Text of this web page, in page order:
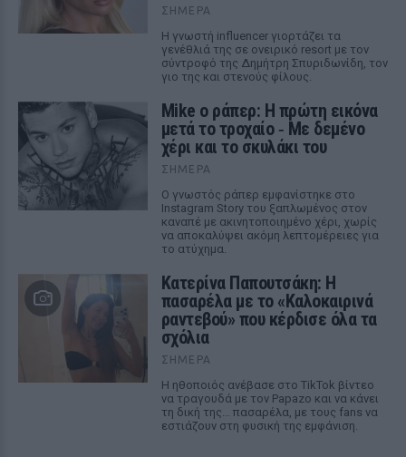
ΣΉΜΕΡΑ
Η γνωστή influencer γιορτάζει τα
γενέθλιά της σε ονειρικό resort με τον
σύντροφό της Δημήτρη Σπυριδωνίδη, τον
γιο της και στενούς φίλους.
Mike ο ράπερ: Η πρώτη εικόνα
μετά το τροχαίο ‑ Με δεμένο
χέρι και το σκυλάκι του
ΣΉΜΕΡΑ
Ο γνωστός ράπερ εμφανίστηκε στο
Instagram Story του ξαπλωμένος στον
καναπέ με ακινητοποιημένο χέρι, χωρίς
να αποκαλύψει ακόμη λεπτομέρειες για
το ατύχημα.
Κατερίνα Παπουτσάκη: Η
πασαρέλα με το «Καλοκαιρινά
ραντεβού» που κέρδισε όλα τα
σχόλια
ΣΉΜΕΡΑ
Η ηθοποιός ανέβασε στο TikTok βίντεο
να τραγουδά με τον Papazo και να κάνει
τη δική της... πασαρέλα, με τους fans να
εστιάζουν στη φυσική της εμφάνιση.